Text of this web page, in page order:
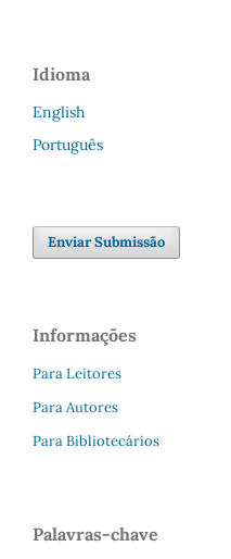
Idioma
English
Português
Enviar Submissão
Informações
Para Leitores
Para Autores
Para Bibliotecários
Palavras-chave